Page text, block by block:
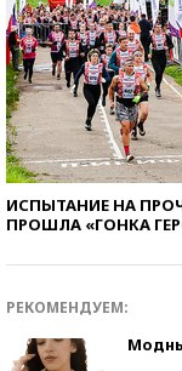
ИСПЫТАНИЕ НА
ПРОШЛА «ГОНКА
РЕКОМЕНДУЕМ: